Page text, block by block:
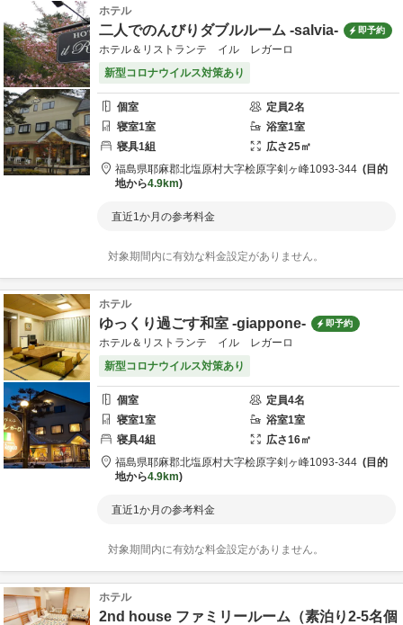
ホテル
二人でのんびりダブルルーム -salvia- 即予約
ホテル＆リストランテ イル レガーロ
新型コロナウイルス対策あり
個室 定員2名
寝室1室 浴室1室
寝具1組 広さ25㎡
福島県耶麻郡北塩原村大字桧原字剣ヶ峰1093-344
目的
地から4.9km
直近1か月の参考料金
対象期間内に有効な料金設定がありません。
ホテル
ゆっくり過ごす和室 -giappone- 即予約
ホテル＆リストランテ イル レガーロ
新型コロナウイルス対策あり
個室 定員4名
寝室1室 浴室1室
寝具4組 広さ16㎡
福島県耶麻郡北塩原村大字桧原字剣ヶ峰1093-344
目的
地から4.9km
直近1か月の参考料金
対象期間内に有効な料金設定がありません。
ホテル
2nd house ファミリールーム（素泊り2-5名個